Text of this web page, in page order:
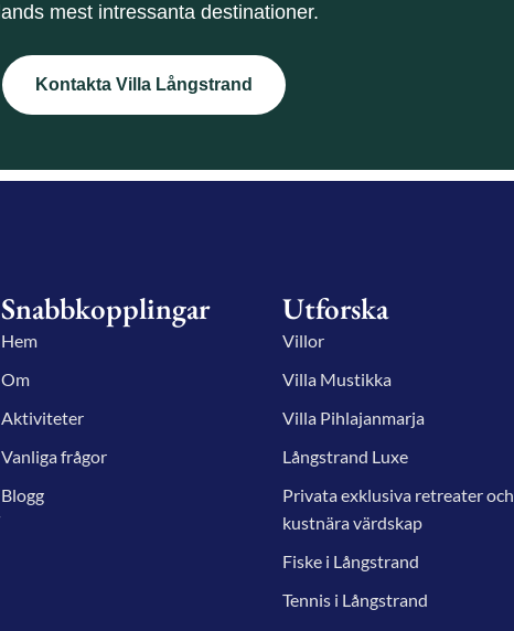
mest intressanta destinationer.
Kontakta Villa Långstrand
Snabbkopplingar
Hem
Om
Aktiviteter
Vanliga frågor
Blogg
Utforska
Villor
Villa Mustikka
Villa Pihlajanmarja
Långstrand Luxe
Privata exklusiva retreater och
kustnära värdskap
Fiske i Långstrand
Tennis i Långstrand